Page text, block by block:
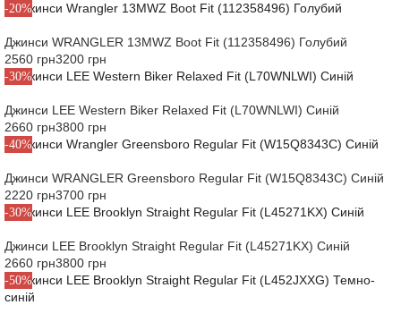
-20%
Джинси WRANGLER 13MWZ Boot Fit (112358496) Голубий
2560 грн3200 грн
-30%
Джинси LEE Western Biker Relaxed Fit (L70WNLWI) Синій
2660 грн3800 грн
-40%
Джинси WRANGLER Greensboro Regular Fit (W15Q8343C) Синій
2220 грн3700 грн
-30%
Джинси LEE Brooklyn Straight Regular Fit (L45271KX) Синій
2660 грн3800 грн
-50%